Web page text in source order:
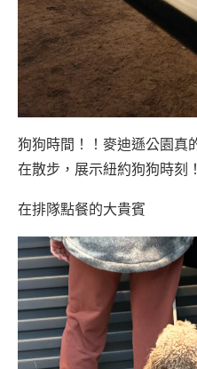
狗狗時間！！麥迪遜公園真
在散步，展示紐約狗狗時刻！
在排隊點餐的大貴賓